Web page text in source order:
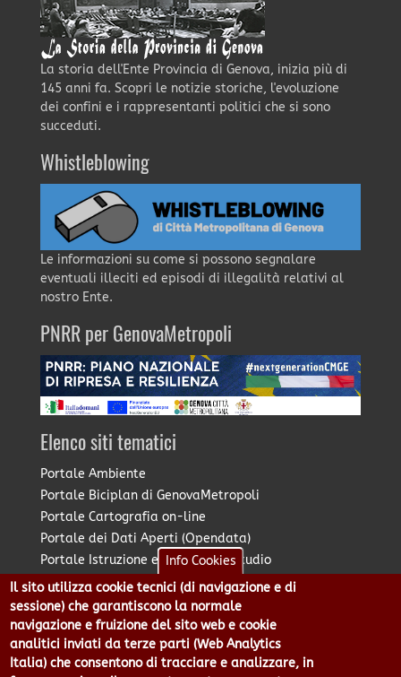
La storia dell'Ente Provincia di Genova, inizia più di
145 anni fa. Scopri le notizie storiche, l'evoluzione
dei confini e i rappresentanti politici che si sono
succeduti.
Whistleblowing
Le informazioni su come si possono segnalare
eventuali illeciti ed episodi di illegalità relativi al
nostro Ente.
PNRR per GenovaMetropoli
Elenco siti tematici
Portale Ambiente
Portale Biciplan di GenovaMetropoli
Portale Cartografia on-line
Portale dei Dati Aperti (Opendata)
Portale Istruzione e Diritto allo Studio
Portale Marketing Territoriale
Portale Piano Strategico Metropolitano
Portale PUMS di GenovaMetropoli
Portale Stazione Unica Appaltante
Pratico: procedimenti e istanze online
Info Cookies
Il sito utilizza cookie tecnici (di navigazione e di
sessione) che garantiscono la normale
navigazione e fruizione del sito web e cookie
analitici inviati da terze parti (Web Analytics
Italia) che consentono di tracciare e analizzare, in